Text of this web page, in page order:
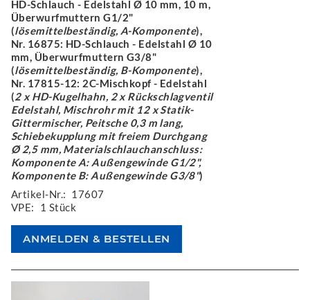
HD-Schlauch - Edelstahl Ø 10 mm, 10 m,
Überwurfmuttern G1/2"
(lösemittelbeständig, A-Komponente),
Nr. 16875: HD-Schlauch - Edelstahl Ø 10
mm, Überwurfmuttern G3/8"
(lösemittelbeständig, B-Komponente),
Nr. 17815-12: 2C-Mischkopf - Edelstahl
(2 x HD-Kugelhahn, 2 x Rückschlagventil
Edelstahl, Mischrohr mit 12 x Statik-
Gittermischer, Peitsche 0,3 m lang,
Schiebekupplung mit freiem Durchgang
Ø 2,5 mm, Materialschlauchanschluss:
Komponente A: Außengewinde G1/2",
Komponente B: Außengewinde G3/8")
Artikel-Nr.: 17607
VPE:
1 Stück